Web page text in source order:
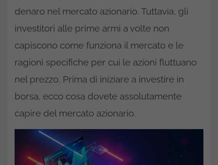
denaro nel mercato azionario. Tuttavia, gli
investitori alle prime armi a volte non
capiscono come funziona il mercato e le
ragioni specifiche per cui le azioni fluttuano
nel prezzo. Prima di iniziare a investire in
borsa, ecco cosa dovete assolutamente
capire del mercato azionario.